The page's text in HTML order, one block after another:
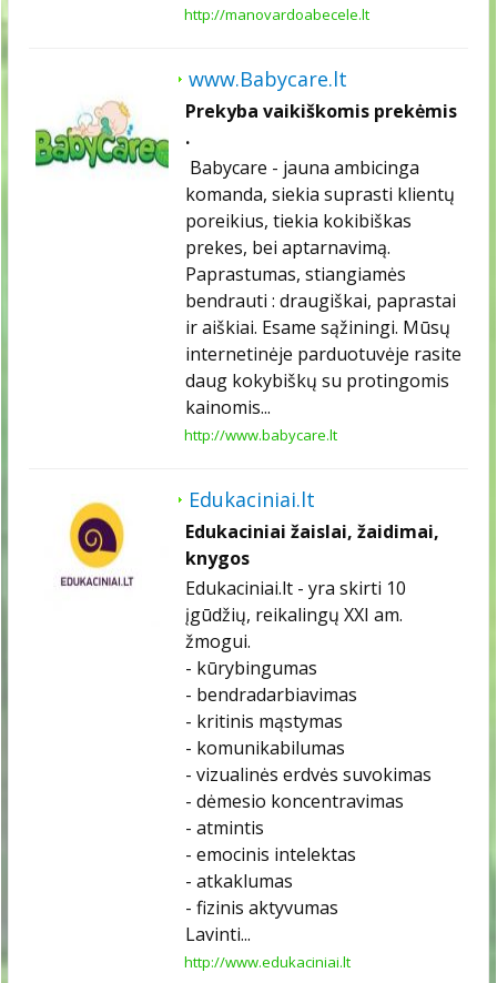
http://manovardoabecele.lt
www.Babycare.lt
Prekyba vaikiškomis prekėmis
.
Babycare - jauna ambicinga
komanda, siekia suprasti klientų
poreikius, tiekia kokibiškas
prekes, bei aptarnavimą.
Paprastumas, stiangiamės
bendrauti : draugiškai, paprastai
ir aiškiai. Esame sąžiningi. Mūsų
internetinėje parduotuvėje rasite
daug kokybiškų su protingomis
kainomis...
http://www.babycare.lt
Edukaciniai.lt
Edukaciniai žaislai, žaidimai,
knygos
Edukaciniai.lt - yra skirti 10
įgūdžių, reikalingų XXI am.
žmogui.
- kūrybingumas
- bendradarbiavimas
- kritinis mąstymas
- komunikabilumas
- vizualinės erdvės suvokimas
- dėmesio koncentravimas
- atmintis
- emocinis intelektas
- atkaklumas
- fizinis aktyvumas
Lavinti...
http://www.edukaciniai.lt